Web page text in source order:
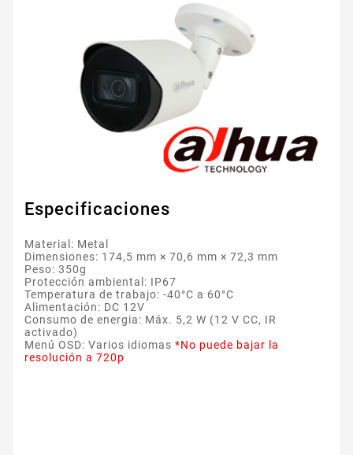
Especificaciones
Material: Metal
Dimensiones: 174,5 mm × 70,6 mm × 72,3 mm
Peso: 350g
Protección ambiental: IP67
Temperatura de trabajo: -40°C a 60°C
Alimentación: DC 12V
Consumo de energia: Máx. 5,2 W (12 V CC, IR
activado)
Menú OSD: Varios idiomas *No puede bajar la
resolución a 720p